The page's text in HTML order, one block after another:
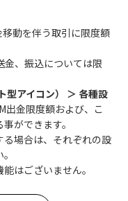
動を伴う取引に限度額
金、振込については限
アイコン） ＞ 各種設
出金限度額および、こ
ができます。
場合は、それぞれの設
はございません。